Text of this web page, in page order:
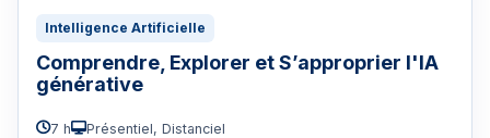
Intelligence Artificielle
Comprendre, Explorer et S’approprier l'IA
générative
7 h Présentiel, Distanciel